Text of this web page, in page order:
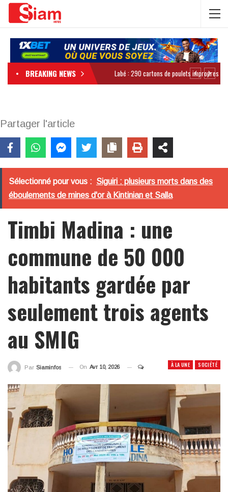
BREAKING NEWS
Partager l'article
Sélectionné pour vous : Siguiri : plusieurs morts dans des
éboulements de mines d'or à Kintinian et Salla
Timbi Madina : une
commune de 50 000
habitants gardée par
seulement trois agents
au SMIG
À LA UNE SOCIÉTÉ
Par Siaminfos On Avr 10, 2026